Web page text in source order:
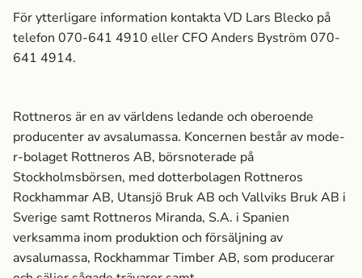
För ytterligare information kontakta VD Lars Blecko på
telefon 070-641 4910 eller CFO Anders Byström 070-
641 4914.
Rottneros är en av världens ledande och oberoende
producenter av avsalumassa­. Koncernen består av mode-
r-bolaget Rottneros AB, börsnoterade på
Stockholmsbörsen, med dotterbolagen Rottneros
Rockhammar AB, Utansjö Bruk AB och Vallviks Bruk AB i
Sverige samt Rottneros Miranda, S.A. i Spanien
verksamma inom produktion och försäljning av
avsalumassa­, Rockhammar Timber AB, som producerar